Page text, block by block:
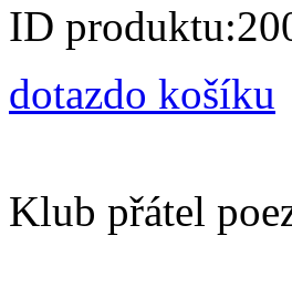
ID produktu:
dotazdo košíku
Klub přátel